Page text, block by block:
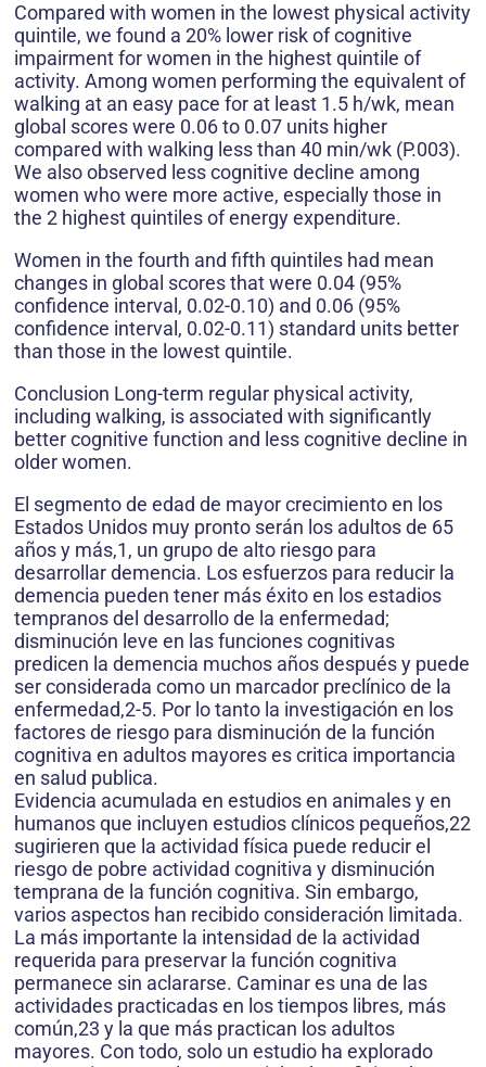
Compared with women in the lowest physical activity
quintile, we found a 20% lower risk of cognitive
impairment for women in the highest quintile of
activity. Among women performing the equivalent of
walking at an easy pace for at least 1.5 h/wk, mean
global scores were 0.06 to 0.07 units higher
compared with walking less than 40 min/wk (P.003).
We also observed less cognitive decline among
women who were more active, especially those in
the 2 highest quintiles of energy expenditure.
Women in the fourth and fifth quintiles had mean
changes in global scores that were 0.04 (95%
confidence interval, 0.02-0.10) and 0.06 (95%
confidence interval, 0.02-0.11) standard units better
than those in the lowest quintile.
Conclusion Long-term regular physical activity,
including walking, is associated with significantly
better cognitive function and less cognitive decline in
older women.
El segmento de edad de mayor crecimiento en los
Estados Unidos muy pronto serán los adultos de 65
años y más,1, un grupo de alto riesgo para
desarrollar demencia. Los esfuerzos para reducir la
demencia pueden tener más éxito en los estadios
tempranos del desarrollo de la enfermedad;
disminución leve en las funciones cognitivas
predicen la demencia muchos años después y puede
ser considerada como un marcador preclínico de la
enfermedad,2-5. Por lo tanto la investigación en los
factores de riesgo para disminución de la función
cognitiva en adultos mayores es critica importancia
en salud publica.
Evidencia acumulada en estudios en animales y en
humanos que incluyen estudios clínicos pequeños,22
sugirieren que la actividad física puede reducir el
riesgo de pobre actividad cognitiva y disminución
temprana de la función cognitiva. Sin embargo,
varios aspectos han recibido consideración limitada.
La más importante la intensidad de la actividad
requerida para preservar la función cognitiva
permanece sin aclararse. Caminar es una de las
actividades practicadas en los tiempos libres, más
común,23 y la que más practican los adultos
mayores. Con todo, solo un estudio ha explorado